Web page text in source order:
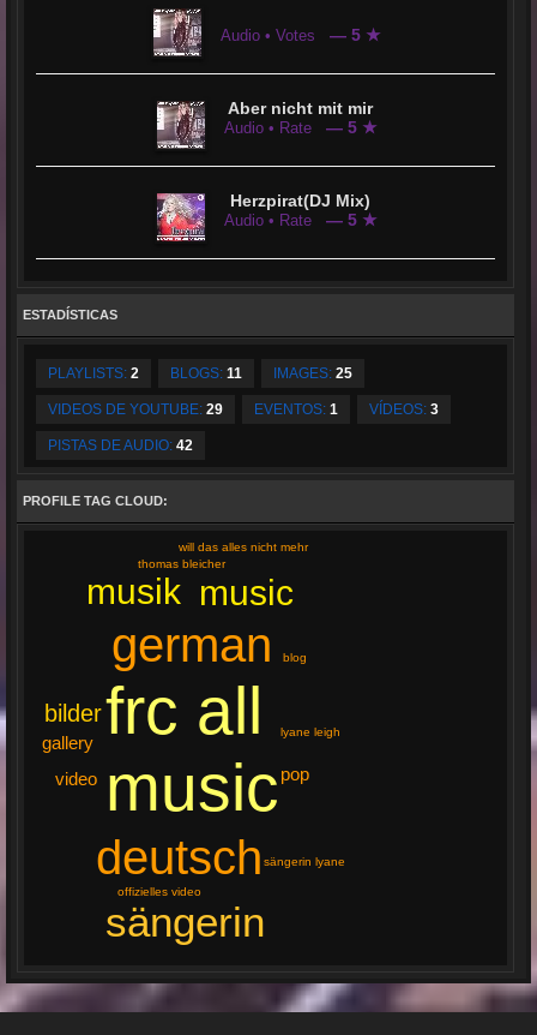
Audio • Votes — 5 ★
Aber nicht mit mir
Audio • Rate — 5 ★
Herzpirat(DJ Mix)
Audio • Rate — 5 ★
ESTADÍSTICAS
PLAYLISTS: 2 BLOGS: 11 IMAGES: 25
VIDEOS DE YOUTUBE: 29 EVENTOS: 1 VÍDEOS: 3
PISTAS DE AUDIO: 42
PROFILE TAG CLOUD:
frc all
music
deutsch
german
sängerin
music
musik
bilder
pop
gallery
video
thomas bleicher
lyane leigh
sängerin lyane
offizielles video
blog
will das alles nicht mehr